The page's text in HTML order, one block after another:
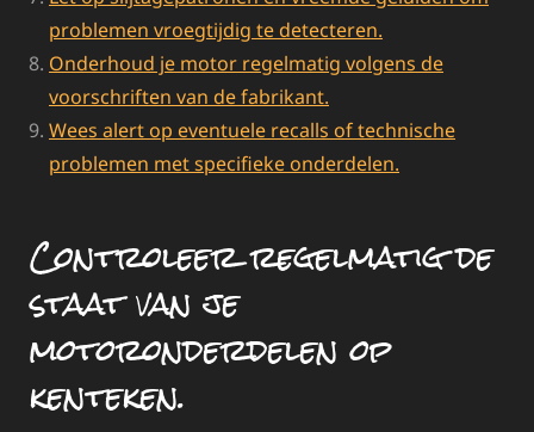
problemen vroegtijdig te detecteren.
Onderhoud je motor regelmatig volgens de
voorschriften van de fabrikant.
Wees alert op eventuele recalls of technische
problemen met specifieke onderdelen.
Controleer regelmatig de
staat van je
motoronderdelen op
kenteken.